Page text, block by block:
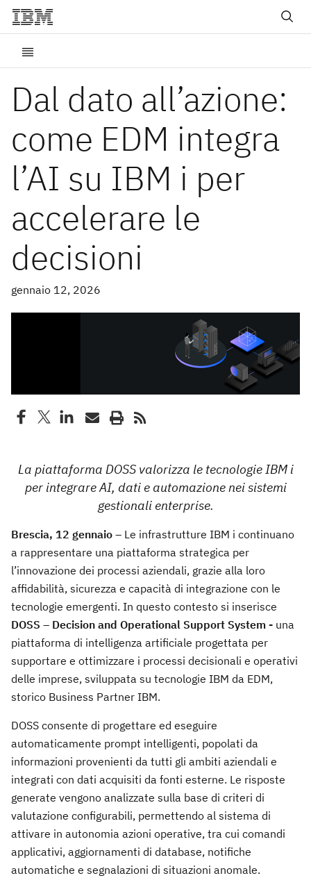
Dal dato all’azione:
come EDM integra
l’AI su IBM i per
accelerare le
decisioni
gennaio 12, 2026
La piattaforma DOSS valorizza le tecnologie IBM i
per integrare AI, dati e automazione nei sistemi
gestionali enterprise.
Brescia, 12 gennaio – Le infrastrutture IBM i continuano
a rappresentare una piattaforma strategica per
l’innovazione dei processi aziendali, grazie alla loro
affidabilità, sicurezza e capacità di integrazione con le
tecnologie emergenti. In questo contesto si inserisce
DOSS – Decision and Operational Support System - una
piattaforma di intelligenza artificiale progettata per
supportare e ottimizzare i processi decisionali e operativi
delle imprese, sviluppata su tecnologie IBM da EDM,
storico Business Partner IBM.
DOSS consente di progettare ed eseguire
automaticamente prompt intelligenti, popolati da
informazioni provenienti da tutti gli ambiti aziendali e
integrati con dati acquisiti da fonti esterne. Le risposte
generate vengono analizzate sulla base di criteri di
valutazione configurabili, permettendo al sistema di
attivare in autonomia azioni operative, tra cui comandi
applicativi, aggiornamenti di database, notifiche
automatiche e segnalazioni di situazioni anomale.